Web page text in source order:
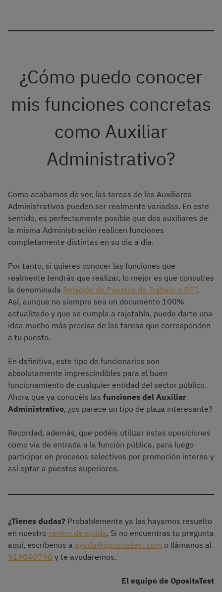
¿Cómo puedo conocer
mis funciones concretas
como Auxiliar
Administrativo?
Como acabamos de ver, las tareas de los Auxiliares
Administrativos pueden ser realmente variadas. En este
sentido, es perfectamente posible que dos auxiliares de
la misma Administración realicen funciones
completamente distintas en su día a día.
Por tanto, si quieres conocer las funciones que
realmente tendrás que realizar, lo mejor es que consultes
la denominada Relación de Puestos de Trabajo o RPT.
Así, aunque no siempre sea un documento 100%
actualizado y que se cumpla a rajatabla, puede darte una
idea mucho más precisa de las tareas que corresponden
a tu puesto.
En definitiva, este tipo de funcionarios son
absolutamente imprescindibles para el buen
funcionamiento de cualquier entidad del sector público.
Ahora que ya conocéis las funciones del Auxiliar
Administrativo, ¿os parece un tipo de plaza interesante?
Recordad, además, que podéis utilizar estas oposiciones
como vía de entrada a la función pública, para luego
participar en procesos selectivos por promoción interna y
así optar a puestos superiores.
¿Tienes dudas? Probablemente ya las hayamos resuelto
en nuestro centro de ayuda. Si no encuentras tu pregunta
aquí, escríbenos a ayuda@opositatest.com o llámanos al
919040798 y te ayudaremos.
El equipo de OpositaTest